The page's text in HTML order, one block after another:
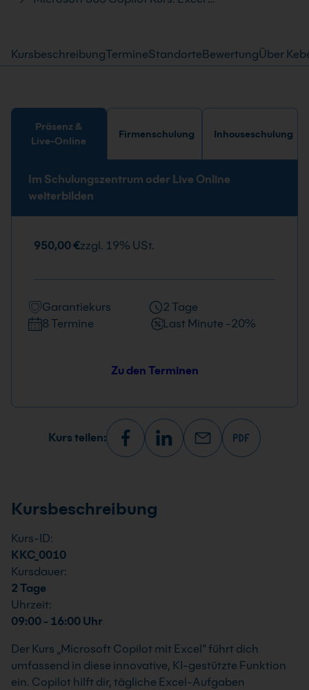
KursbeschreibungTermineStandorteBewertungÜber
Präsenz &
Live-Online
Firmenschulung Inhouseschulung
Im Schulungszentrum oder Live Online
weiterbilden
950,00 €zzgl. 19% USt.
Garantiekurs
2 Tage
8 Termine
Last Minute -20%
Zu den Terminen
Kurs teilen:
Kursbeschreibung
Kurs-ID:
KKC_0010
Kursdauer:
2 Tage
Uhrzeit:
09:00 - 16:00 Uhr
Der Kurs „Microsoft Copilot mit Excel“ führt dich
umfassend in diese innovative, KI-gestützte Funktion
ein. Copilot hilft dir, tägliche Excel-Aufgaben